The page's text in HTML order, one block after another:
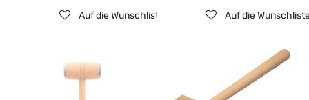
Auf die Wunschliste Auf die